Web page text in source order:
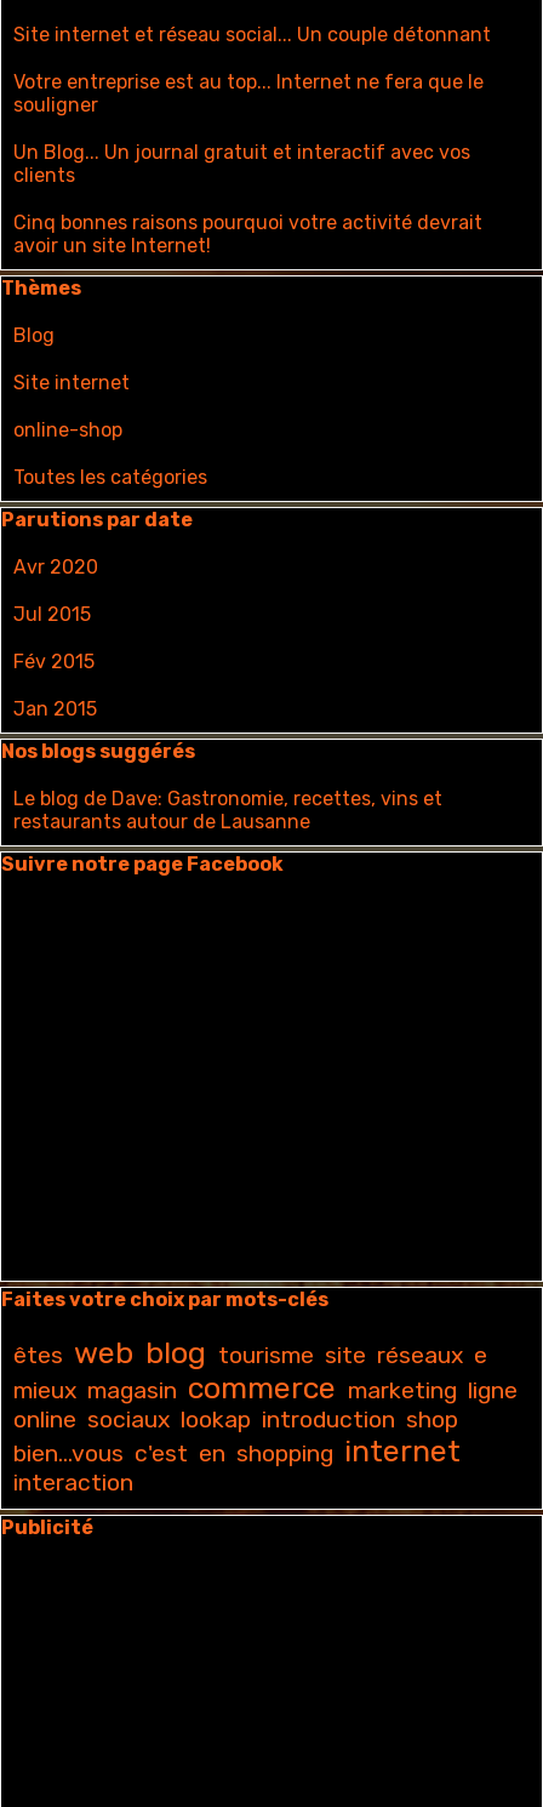
Site internet et réseau social... Un couple détonnant
Votre entreprise est au top... Internet ne fera que le
souligner
Un Blog... Un journal gratuit et interactif avec vos
clients
Cinq bonnes raisons pourquoi votre activité devrait
avoir un site Internet!
Sauter le bloc Thèmes
Thèmes
Blog
Site internet
online-shop
Toutes les catégories
Sauter le bloc Parutions par date
Parutions par date
Avr 2020
Jul 2015
Fév 2015
Jan 2015
Sauter le bloc Nos blogs suggérés
Nos blogs suggérés
Le blog de Dave: Gastronomie, recettes, vins et
restaurants autour de Lausanne
Sauter le bloc Suivre notre page Facebook
Suivre notre page Facebook
Sauter le bloc Faites votre choix par mots-clés
Faites votre choix par mots-clés
êtes web blog tourisme site réseaux e
mieux magasin commerce marketing ligne
online sociaux lookap introduction shop
bien...vous c'est en shopping internet
interaction
Sauter le bloc Publicité
Publicité